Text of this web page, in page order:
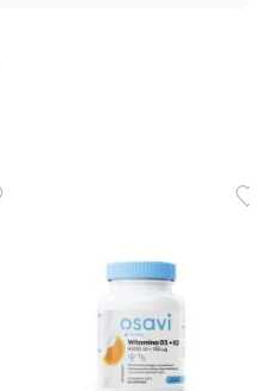
Dodaj do ulubionych